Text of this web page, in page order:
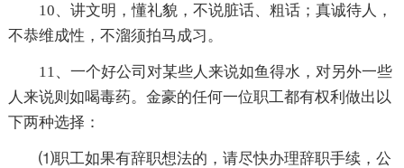
10、讲文明，懂礼貌，不说脏话、粗话；真诚待人，
不恭维成性，不溜须拍马成习。
11、一个好公司对某些人来说如鱼得水，对另外一些
人来说则如喝毒药。金豪的任何一位职工都有权利做出以
下两种选择：
⑴职工如果有辞职想法的，请尽快办理辞职手续，公